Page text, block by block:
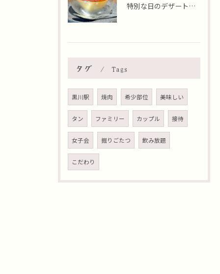
特別な日のデザートはいかがですか🍮✨？本日8月2日はおやつの...
タグ Tags
黒川駅 焼肉 希少部位 美味しい
タン ファミリー カップル 接待
女子会 掘りごたつ 飲み放題
こだわり